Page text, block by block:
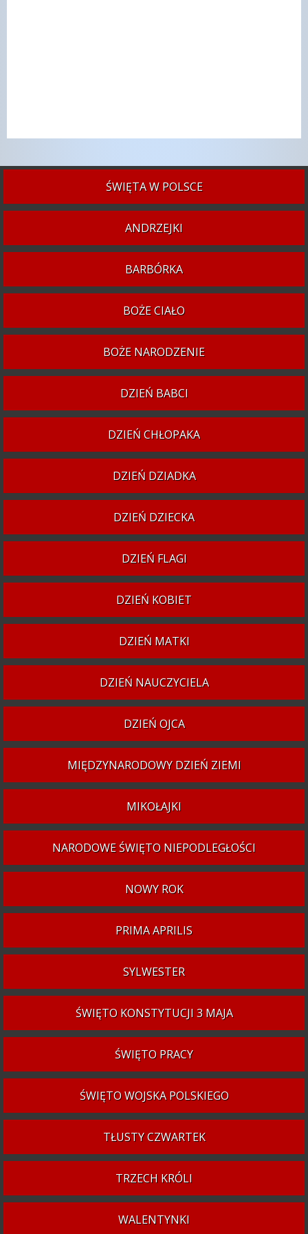
ŚWIĘTA W POLSCE
ANDRZEJKI
BARBÓRKA
BOŻE CIAŁO
BOŻE NARODZENIE
DZIEŃ BABCI
DZIEŃ CHŁOPAKA
DZIEŃ DZIADKA
DZIEŃ DZIECKA
DZIEŃ FLAGI
DZIEŃ KOBIET
DZIEŃ MATKI
DZIEŃ NAUCZYCIELA
DZIEŃ OJCA
MIĘDZYNARODOWY DZIEŃ ZIEMI
MIKOŁAJKI
NARODOWE ŚWIĘTO NIEPODLEGŁOŚCI
NOWY ROK
PRIMA APRILIS
SYLWESTER
ŚWIĘTO KONSTYTUCJI 3 MAJA
ŚWIĘTO PRACY
ŚWIĘTO WOJSKA POLSKIEGO
TŁUSTY CZWARTEK
TRZECH KRÓLI
WALENTYNKI